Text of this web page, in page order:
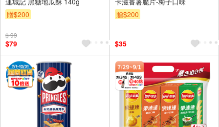
贈$200
$ 99
$79
贈$200
$35